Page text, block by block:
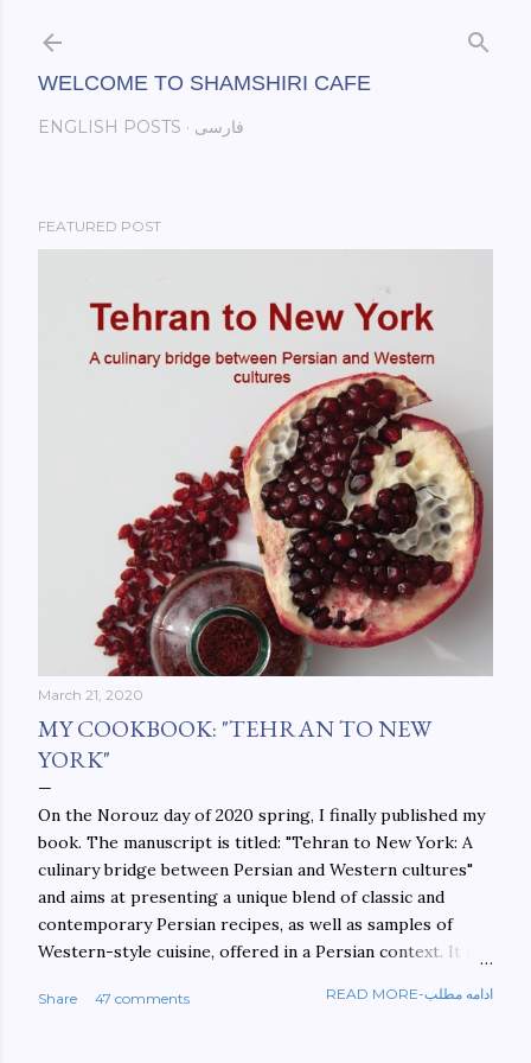
WELCOME TO SHAMSHIRI CAFE
ENGLISH POSTS فارسی
FEATURED POST
March 21, 2020
MY COOKBOOK: "TEHRAN TO NEW
YORK"
On the Norouz day of 2020 spring, I finally published my
book. The manuscript is titled: "Tehran to New York: A
culinary bridge between Persian and Western cultures"
and aims at presenting a unique blend of classic and
contemporary Persian recipes, as well as samples of
Western-style cuisine, offered in a Persian context. It is
walls. This book aims at constructing a bridge between
Share 47 comments READ MORE-ادامه مطلب